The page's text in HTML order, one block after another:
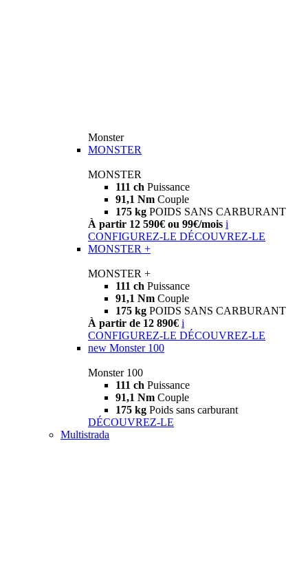
Monster
MONSTER
MONSTER
111 ch Puissance
91,1 Nm Couple
175 kg POIDS SANS CARBURANT
À partir 12 590€ ou 99€/mois i
CONFIGUREZ-LE DÉCOUVREZ-LE
MONSTER +
MONSTER +
111 ch Puissance
91,1 Nm Couple
175 kg POIDS SANS CARBURANT
À partir de 12 890€ i
CONFIGUREZ-LE DÉCOUVREZ-LE
new Monster 100
Monster 100
111 ch Puissance
91,1 Nm Couple
175 kg Poids sans carburant
DÉCOUVREZ-LE
Multistrada